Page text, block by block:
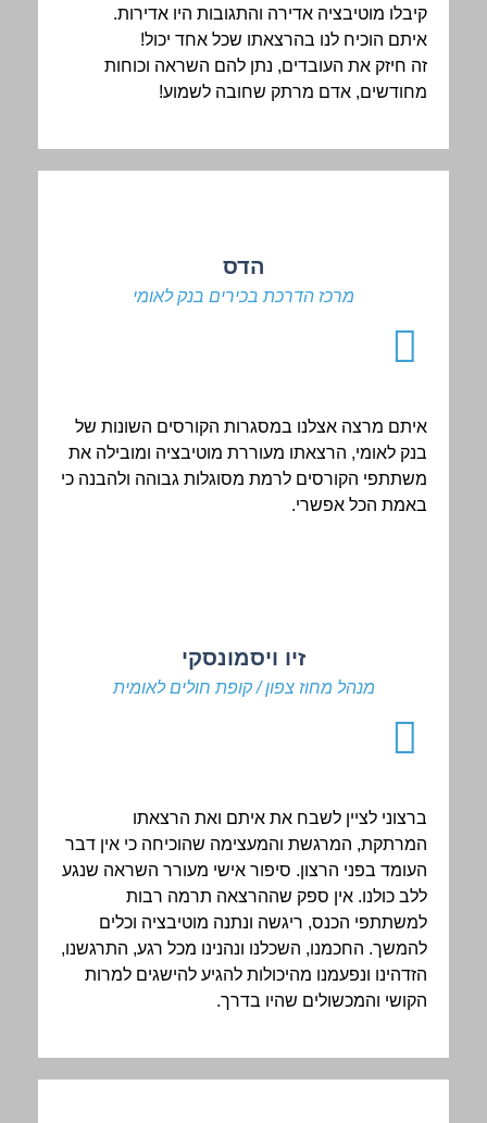
קיבלו מוטיבציה אדירה והתגובות היו אדירות.
איתם הוכיח לנו בהרצאתו שכל אחד יכול!
זה חיזק את העובדים, נתן להם השראה וכוחות
מחודשים, אדם מרתק שחובה לשמוע!
הדס
מרכז הדרכת בכירים בנק לאומי
איתם מרצה אצלנו במסגרות הקורסים השונות של
בנק לאומי, הרצאתו מעוררת מוטיבציה ומובילה את
משתתפי הקורסים לרמת מסוגלות גבוהה ולהבנה כי
באמת הכל אפשרי.
זיו ויסמונסקי
מנהל מחוז צפון / קופת חולים לאומית
ברצוני לציין לשבח את איתם ואת הרצאתו
המרתקת, המרגשת והמעצימה שהוכיחה כי אין דבר
העומד בפני הרצון. סיפור אישי מעורר השראה שנגע
ללב כולנו. אין ספק שההרצאה תרמה רבות
למשתתפי הכנס, ריגשה ונתנה מוטיבציה וכלים
להמשך. החכמנו, השכלנו ונהנינו מכל רגע, התרגשנו,
הזדהינו ונפעמנו מהיכולות להגיע להישגים למרות
הקושי והמכשולים שהיו בדרך.